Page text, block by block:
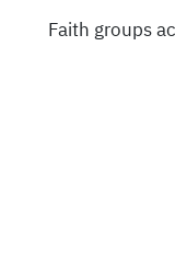
Faith groups